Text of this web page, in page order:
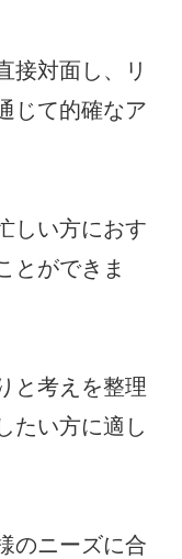
接対面し、リ
じて的確なア
しい方におす
とができま
と考えを整理
たい方に適し
のニーズに合